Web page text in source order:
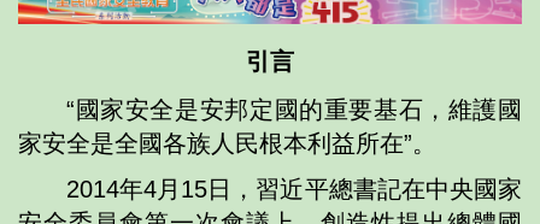
引言
“國家安全是安邦定國的重要基石，維護國
家安全是全國各族人民根本利益所在”。
2014年4月15日，習近平總書記在中央國家